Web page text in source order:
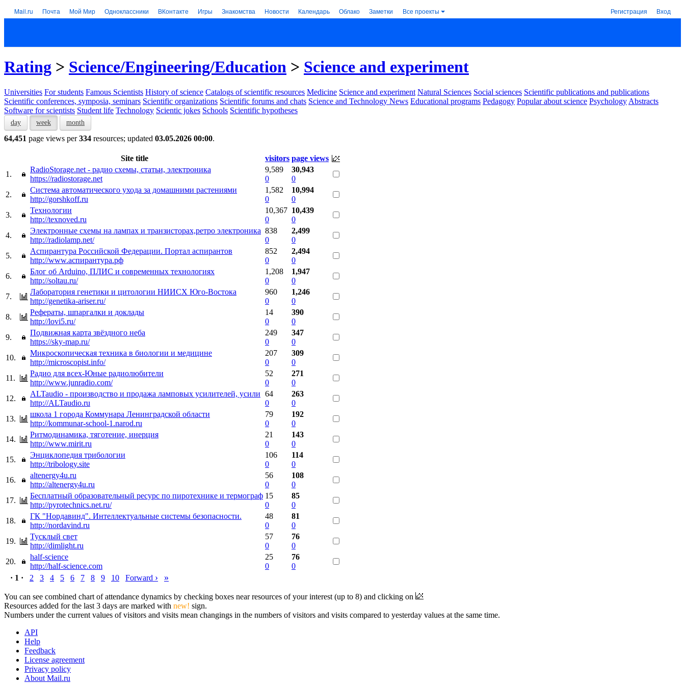
Mail.ru Почта Мой Мир Одноклассники ВКонтакте Игры Знакомства Новости Календарь Облако Заметки Все проекты Регистрация Вход
Rating > Science/Engineering/Education > Science and experiment
Universities For students Famous Scientists History of science Catalogs of scientific resources Medicine Science and experiment Natural Sciences Social sciences Scientific publications and publications
Scientific conferences, symposia, seminars Scientific organizations Scientific forums and chats Science and Technology News Educational programs Pedagogy Popular about science Psychology Abstracts
Software for scientists Student life Technology Scientic jokes Schools Scientific hypotheses
day week month
64,451 page views per334 resources; updated 03.05.2026 00:00.
Site title visitors page views
1.
RadioStorage.net - радио схемы, статьи, электроника
https://radiostorage.net
9,589
0
30,943
0
2.
Система автоматического ухода за домашними растениями
http://gorshkoff.ru
1,582
0
10,994
0
3.
Технологии
http://texnoved.ru
10,367
0
10,439
0
4.
Электронные схемы на лампах и транзисторах,ретро электроника
http://radiolamp.net/
838
0
2,499
0
5.
Аспирантура Российской Федерации. Портал аспирантов
http://www.аспирантура.рф
852
0
2,494
0
6.
Блог об Arduino, ПЛИС и современных технологиях
http://soltau.ru/
1,208
0
1,947
0
7.
Лаборатория генетики и цитологии НИИСХ Юго-Востока
http://genetika-ariser.ru/
960
0
1,246
0
8.
Рефераты, шпаргалки и доклады
http://lovi5.ru/
14
0
390
0
9.
Подвижная карта звёздного неба
https://sky-map.ru/
249
0
347
0
10.
Микроскопическая техника в биологии и медицине
http://microscopist.info/
207
0
309
0
11.
Радио для всех-Юные радиолюбители
http://www.junradio.com/
52
0
271
0
12.
ALTaudio - производство и продажа ламповых усилителей, усили
http://ALTaudio.ru
64
0
263
0
13.
школа 1 города Коммунара Ленинградской области
http://kommunar-school-1.narod.ru
79
0
192
0
14.
Ритмодинамика, тяготение, инерция
http://www.mirit.ru
21
0
143
0
15.
Энциклопедия трибологии
http://tribology.site
106
0
114
0
16.
altenergy4u.ru
http://altenergy4u.ru
56
0
108
0
17.
Бесплатный образовательный ресурс по пиротехнике и термограф
http://pyrotechnics.net.ru/
15
0
85
0
18.
ГК "Нордавинд". Интеллектуальные системы безопасности.
http://nordavind.ru
48
0
81
0
19.
Тусклый свет
http://dimlight.ru
57
0
76
0
20.
half-science
http://half-science.com
25
0
76
0
· 1 ·
2 3 4 5 6 7 8 9 10 Forward › »
You can see combined chart of attendance dynamics by checking boxes near resources of your interest (up to 8) and clicking on
Resources added for the last 3 days are marked with new! sign.
Numbers under the current values of visitors and visits mean changings in the numbers of visitors and visits compared to yesterday values at the same time.
API
Help
Feedback
License agreement
Privacy policy
About Mail.ru